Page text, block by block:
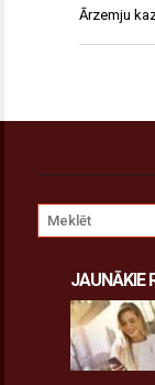
Ārzemju
JAUNĀKIE